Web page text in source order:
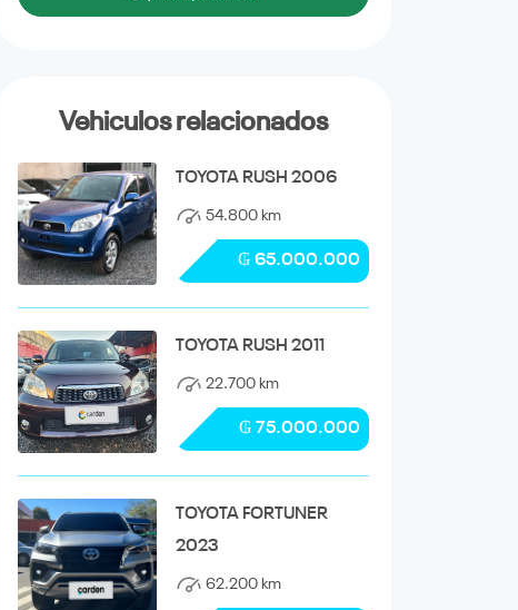
Vehiculos relacionados
TOYOTA RUSH 2006
54.800 km
₲ 65.000.000
TOYOTA RUSH 2011
22.700 km
₲ 75.000.000
TOYOTA FORTUNER
2023
62.200 km